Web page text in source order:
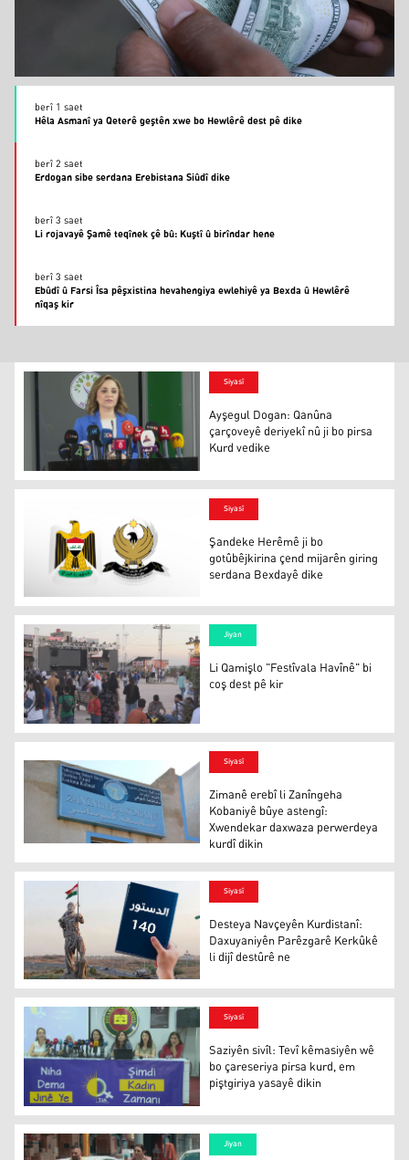
berî 1 saet
Hêla Asmanî ya Qeterê geştên xwe bo Hewlêrê dest pê dike
berî 2 saet
Erdogan sibe serdana Erebistana Siûdî dike
berî 3 saet
Li rojavayê Şamê teqînek çê bû: Kuştî û birîndar hene
berî 3 saet
Ebûdî û Farsi Îsa pêşxistina hevahengiya ewlehiyê ya Bexda û Hewlêrê
nîqaş kir
Ayşegul Dogan: Qanûna çarçoveyê deriyekî nû ji bo
Siyasî
Ayşegul Dogan: Qanûna
çarçoveyê deriyekî nû ji bo pirsa
Kurd vedike
Şandeke Herêmê ji bo gotûbêjkirina çend mijarên giring
Siyasî
Şandeke Herêmê ji bo
gotûbêjkirina çend mijarên giring
serdana Bexdayê dike
Li Qamişlo "Festîvala Havînê" bi coş dest pê kir
Jiyan
Li Qamişlo "Festîvala Havînê" bi
coş dest pê kir
Zimanê erebî li Zanîngeha Kobaniyê bûye astengî:
Siyasî
Zimanê erebî li Zanîngeha
Kobaniyê bûye astengî:
Xwendekar daxwaza perwerdeya
kurdî dikin
Desteya Navçeyên Kurdistanî: Daxuyaniyên Parêzgarê
Siyasî
Desteya Navçeyên Kurdistanî:
Daxuyaniyên Parêzgarê Kerkûkê
li dijî destûrê ne
Saziyên sivîl: Tevî kêmasiyên wê bo çareseriya pirsa
Siyasî
Saziyên sivîl: Tevî kêmasiyên wê
bo çareseriya pirsa kurd, em
piştgiriya yasayê dikin
Jiyan